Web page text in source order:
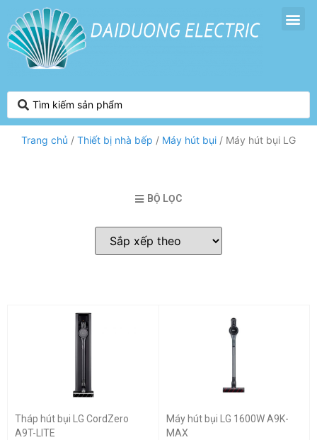
Trang chủ / Thiết bị nhà bếp / Máy hút bụi / Máy hút bụi LG
BỘ LỌC
Tháp hút bụi LG CordZero
A9T-LITE
Máy hút bụi LG 1600W A9K-
MAX